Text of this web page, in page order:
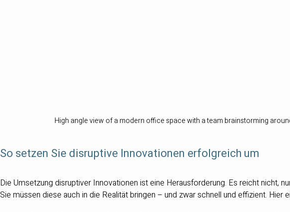
High angle view of a modern office space with a team brainstorming
So setzen Sie disruptive Innovationen erfolgreich um
Die Umsetzung disruptiver Innovationen ist eine Herausforderung. Es reicht nicht,
Sie müssen diese auch in die Realität bringen – und zwar schnell und effizient. Hier